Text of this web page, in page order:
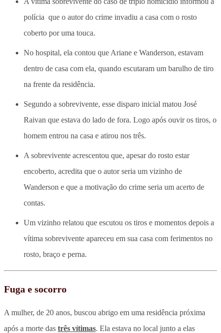
polícia que o autor do crime invadiu a casa com o rosto
coberto por uma touca.
No hospital, ela contou que Ariane e Wanderson, estavam
dentro de casa com ela, quando escutaram um barulho de tiro
na frente da residência.
Segundo a sobrevivente, esse disparo inicial matou José
Raivan que estava do lado de fora. Logo após ouvir os tiros, o
homem entrou na casa e atirou nos três.
A sobrevivente acrescentou que, apesar do rosto estar
encoberto, acredita que o autor seria um vizinho de
Wanderson e que a motivação do crime seria um acerto de
contas.
Um vizinho relatou que escutou os tiros e momentos depois a
vítima sobrevivente apareceu em sua casa com ferimentos no
rosto, braço e perna.
Fuga e socorro
A mulher, de 20 anos, buscou abrigo em uma residência próxima
após a morte das três vítimas. Ela estava no local junto a elas